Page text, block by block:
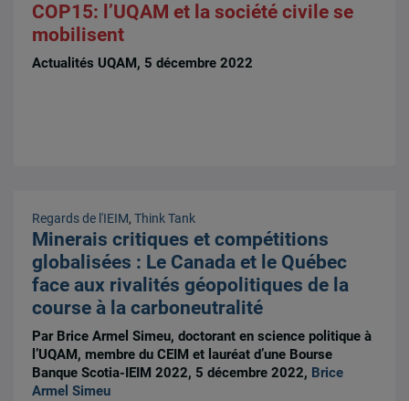
COP15: l’UQAM et la société civile se
mobilisent
Actualités UQAM, 5 décembre 2022
Regards de l'IEIM,Think Tank
Minerais critiques et compétitions
globalisées : Le Canada et le Québec
face aux rivalités géopolitiques de la
course à la carboneutralité
Par Brice Armel Simeu, doctorant en science politique à
l’UQAM, membre du CEIM et lauréat d’une Bourse
Banque Scotia-IEIM 2022, 5 décembre 2022, Brice
Armel Simeu